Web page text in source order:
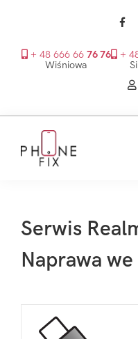
+ 48 666 66 76 76
Wiśniowa
+
głównego
Serwis
Naprawa